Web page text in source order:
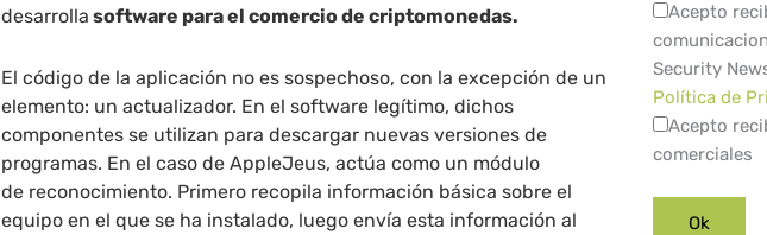
desarrolla software para el comercio de criptomonedas.
El código de la aplicación no es sospechoso, con la excepción de un
elemento: un actualizador. En el software legítimo, dichos
componentes se utilizan para descargar nuevas versiones de
programas. En el caso de AppleJeus, actúa como un módulo
de reconocimiento. Primero recopila información básica sobre el
equipo en el que se ha instalado, luego envía esta información al
Acepto
Security
Política de
Acepto
comerciales